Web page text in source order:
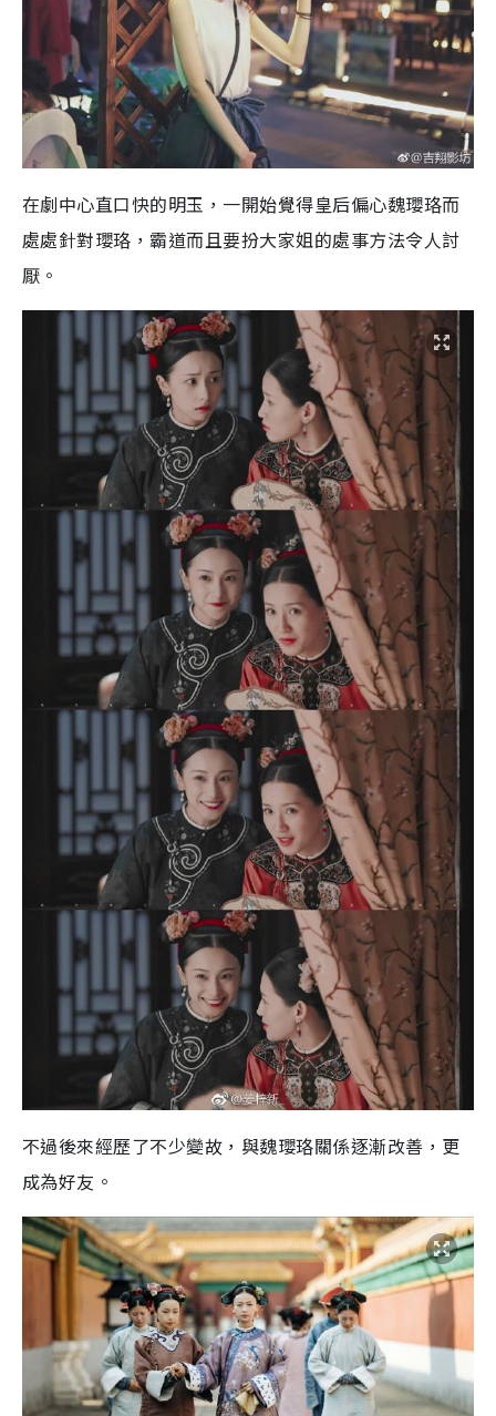
在劇中心直口快的明玉，一開始覺得皇后偏心魏瓔珞而
處處針對瓔珞，霸道而且要扮大家姐的處事方法令人討
厭。
不過後來經歷了不少變故，與魏瓔珞關係逐漸改善，更
成為好友。